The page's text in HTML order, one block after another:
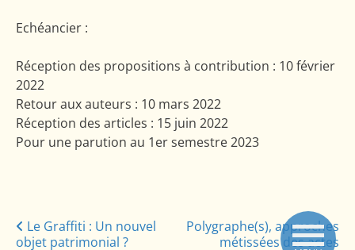
Echéancier :
Réception des propositions à contribution : 10 février
2022
Retour aux auteurs : 10 mars 2022
Réception des articles : 15 juin 2022
Pour une parution au 1er semestre 2023
Posts
Le Graffiti : Un nouvel
objet patrimonial ?
Polygraphe(s), approches
métissées des actes